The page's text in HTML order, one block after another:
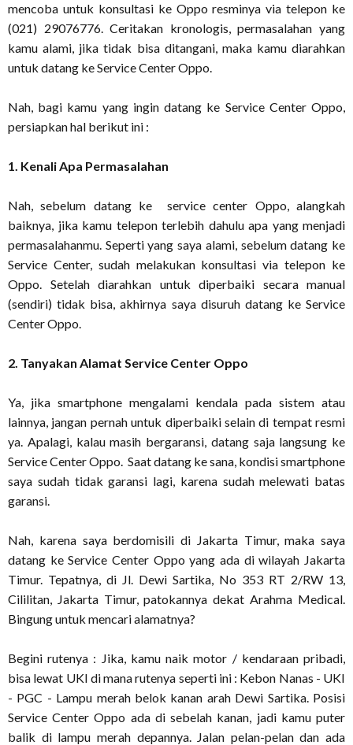
mencoba untuk konsultasi ke Oppo resminya via telepon ke
(021) 29076776. Ceritakan kronologis, permasalahan yang
kamu alami, jika tidak bisa ditangani, maka kamu diarahkan
untuk datang ke Service Center Oppo.
Nah, bagi kamu yang ingin datang ke Service Center Oppo,
persiapkan hal berikut ini :
1. Kenali Apa Permasalahan
Nah, sebelum datang ke service center Oppo, alangkah
baiknya, jika kamu telepon terlebih dahulu apa yang menjadi
permasalahanmu. Seperti yang saya alami, sebelum datang ke
Service Center, sudah melakukan konsultasi via telepon ke
Oppo. Setelah diarahkan untuk diperbaiki secara manual
(sendiri) tidak bisa, akhirnya saya disuruh datang ke Service
Center Oppo.
2. Tanyakan Alamat Service Center Oppo
Ya, jika smartphone mengalami kendala pada sistem atau
lainnya, jangan pernah untuk diperbaiki selain di tempat resmi
ya. Apalagi, kalau masih bergaransi, datang saja langsung ke
Service Center Oppo. Saat datang ke sana, kondisi smartphone
saya sudah tidak garansi lagi, karena sudah melewati batas
garansi.
Nah, karena saya berdomisili di Jakarta Timur, maka saya
datang ke Service Center Oppo yang ada di wilayah Jakarta
Timur. Tepatnya, di Jl. Dewi Sartika, No 353 RT 2/RW 13,
Cililitan, Jakarta Timur, patokannya dekat Arahma Medical.
Bingung untuk mencari alamatnya?
Begini rutenya : Jika, kamu naik motor / kendaraan pribadi,
bisa lewat UKI di mana rutenya seperti ini : Kebon Nanas - UKI
- PGC - Lampu merah belok kanan arah Dewi Sartika. Posisi
Service Center Oppo ada di sebelah kanan, jadi kamu puter
balik di lampu merah depannya. Jalan pelan-pelan dan ada